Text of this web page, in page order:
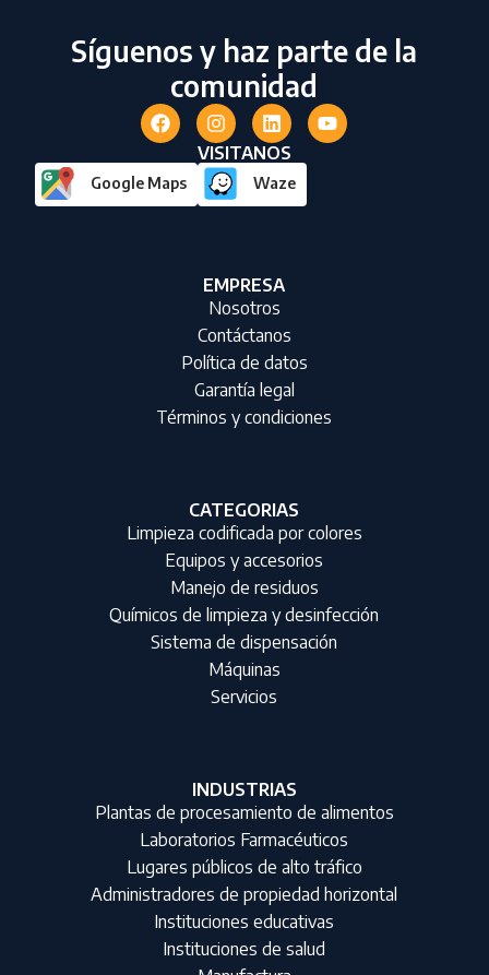
Síguenos y haz parte de la
comunidad
VISITANOS
Google Maps Waze
EMPRESA
Nosotros
Contáctanos
Política de datos
Garantía legal
Términos y condiciones
CATEGORIAS
Limpieza codificada por colores
Equipos y accesorios
Manejo de residuos
Químicos de limpieza y desinfección
Sistema de dispensación
Máquinas
Servicios
INDUSTRIAS
Plantas de procesamiento de alimentos
Laboratorios Farmacéuticos
Lugares públicos de alto tráfico
Administradores de propiedad horizontal
Instituciones educativas
Instituciones de salud